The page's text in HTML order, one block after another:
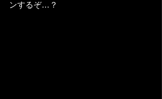
ンするぞ…？